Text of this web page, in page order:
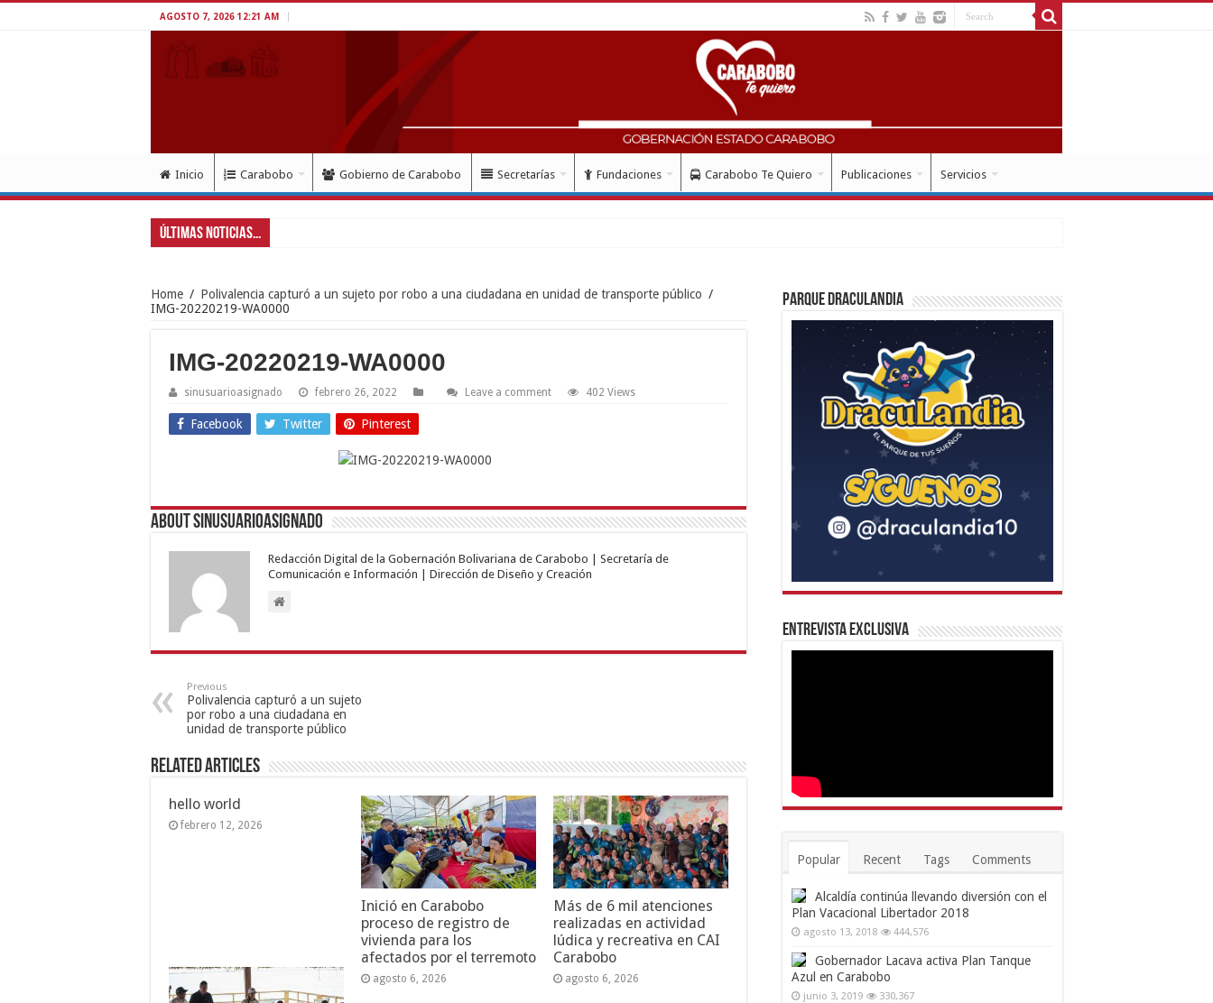
AGOSTO 7, 2026 12:21 AM
Inicio Carabobo Gobierno de Carabobo Secretarías Fundaciones Carabobo Te Quiero Publicaciones Servicios
Últimas Noticias...
Home / Polivalencia capturó a un sujeto por robo a una ciudadana en unidad de transporte público /
IMG-20220219-WA0000
IMG-20220219-WA0000
sinusuarioasignado febrero 26, 2022 Leave a comment 402 Views
Facebook Twitter Pinterest
About sinusuarioasignado
Redacción Digital de la Gobernación Bolivariana de Carabobo | Secretaría de
Comunicación e Información | Dirección de Diseño y Creación
Previous
Polivalencia capturó a un sujeto
por robo a una ciudadana en
unidad de transporte público
Related Articles
hello world
febrero 12, 2026
Inició en Carabobo
proceso de registro de
vivienda para los
afectados por el terremoto
agosto 6, 2026
Más de 6 mil atenciones
realizadas en actividad
lúdica y recreativa en CAI
Carabobo
agosto 6, 2026
Parque Draculandia
Entrevista Exclusiva
Popular Recent Tags Comments
Alcaldía continúa llevando diversión con el
Plan Vacacional Libertador 2018
agosto 13, 2018 444,576
Gobernador Lacava activa Plan Tanque
Azul en Carabobo
junio 3, 2019 330,367